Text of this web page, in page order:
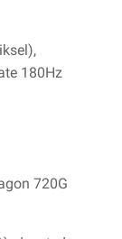
180Hz
720G